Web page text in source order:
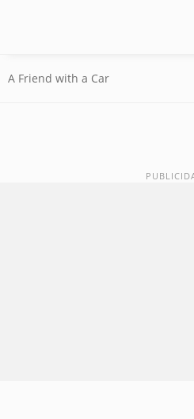
A Friend with a Car